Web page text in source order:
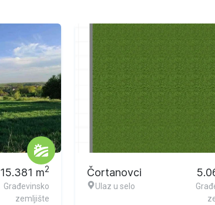
15.381 m2
Građevinsko
zemljište
Čortanovci
Ulaz u selo